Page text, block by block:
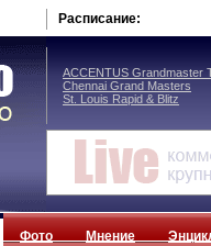
Расписание:
ACCENTUS Grandmaster
Chennai Grand Masters
St. Louis Rapid & Blitz
Фото Мнение